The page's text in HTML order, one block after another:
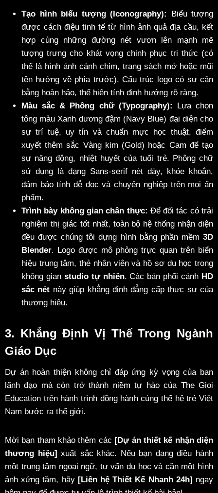
Tạo hình biểu tượng (Iconography):
Biểu tượng
được cách điệu tinh tế từ hình ảnh quả địa cầu, kết
hợp cùng những đường nét vươn lên mạnh mẽ
tượng trưng cho khát vọng chinh phục tri thức (có
thể là hình ảnh cánh chim, trang sách mở hoặc mũi
tên hướng về phía trước). Cấu trúc logo có sự cân
bằng hoàn hảo, thể hiện tính định hướng rõ ràng.
Màu sắc & Phông chữ (Typography): Lựa chọn
tông màu Xanh dương đậm (Navy Blue) đại diện cho
sự trí tuệ, uy tín và chuẩn mực học thuật, điểm
xuyết thêm sắc Vàng kim (Gold) hoặc Cam để tạo
sự năng động, nhiệt huyết của tuổi trẻ. Phông chữ
sử dụng là dạng Sans-serif nét dày, khỏe khoắn,
đảm bảo tính dễ đọc và chuyên nghiệp trên mọi ấn
phẩm.
Trình bày không gian chân thực: Để đối tác có trải
nghiệm thị giác tốt nhất, toàn bộ hệ thống nhận diện
đều được chúng tôi dựng hình bằng phần mềm 3D
Blender. Logo được mô phỏng trực quan trên biển
hiệu trung tâm, thẻ nhân viên và hồ sơ du học trong
không gian studio tự nhiên. Các bản phối cảnh HD
sắc nét này giúp khẳng định đẳng cấp thực sự của
thương hiệu.
3. Khẳng Định Vị Thế Trong Ngành
Giáo Dục
Dự án hoàn thiện không chỉ đáp ứng kỳ vọng của ban
lãnh đạo mà còn trở thành niềm tự hào của The Gioi
Education trên hành trình đồng hành cùng thế hệ trẻ Việt
Nam bước ra thế giới.
Mời bạn tham khảo thêm các [Dự án thiết kế nhận diện
thương hiệu] xuất sắc khác. Nếu bạn đang điều hành
một trung tâm ngoại ngữ, tư vấn du học và cần một hình
ảnh xứng tầm, hãy [Liên hệ Thiết Kế Nhanh 24h] ngay